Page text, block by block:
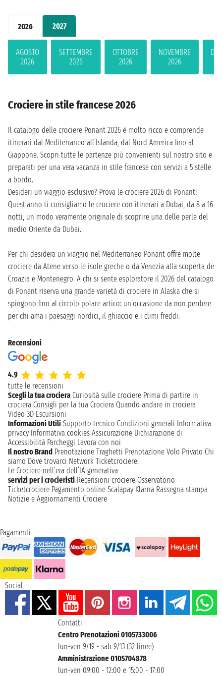
2026 2027
AGOSTO
2026
SETTEMBRE
2026
OTTOBRE
2026
NOVEMBRE
2026
Crociere in stile francese 2026
Il catalogo delle crociere Ponant 2026 è molto ricco e comprende
itinerari dal Mediterraneo all’Islanda, dal Nord America fino al
Giappone. Scopri tutte le partenze più convenienti sul nostro sito e
preparati per una vera vacanza in stile francese con servizi a 5 stelle
a bordo.
Desideri un viaggio esclusivo? Prova le crociere 2026 di Ponant!
Quest’anno ti consigliamo le crociere con itinerari a Dubai, da 8 a 16
notti, un modo veramente originale di scoprire una delle perle del
medio Oriente da Dubai.
Per chi desidera un viaggio nel Mediterraneo Ponant offre molte
crociere da Atene verso le isole greche o da Venezia alla scoperta de
Croazia e Montenegro. A chi si sente esploratore il 2026 del catalogo
di Ponant riserva una grande varietà di crociere in Alaska che si
spingono fino al circolo polare artico: un’occasione da non perdere
per chi ama i paesaggi nordici, il ghiaccio e i climi freddi.
Recensioni
4.9
tutte le recensioni
Scegli la tua crociera Curiosità sulle crociere Prima di partire in
crociera Consigli per la tua Crociera Quando andare in crociera
Video 3D Escursioni
Informazioni Utili Supporto tecnico Condizioni generali Informativa
privacy Informativa cookies Assicurazione Dichiarazione di
Accessibilità Parcheggi Lavora con noi
Il nostro Brand Prenotazione Traghetti Prenotazione Volo Privato Chi
siamo Dove trovarci Network Ticketcrociere:
Le Crociere nell’era dell’IA generativa
servizi per i crocieristi Recensioni crociere Osservatorio
Ticketcrociere Pagamento online Scalapay Klarna Rassegna stampa
Notizie e Aggiornamenti Crociere
Pagamenti
Social
Contatti
Centro Prenotazioni 0105733006
lun-ven 9/19 - sab 9/13 (32 linee)
Amministrazione 0105704878
lun-ven 09:00 - 12:00 e 15:00 - 17:00